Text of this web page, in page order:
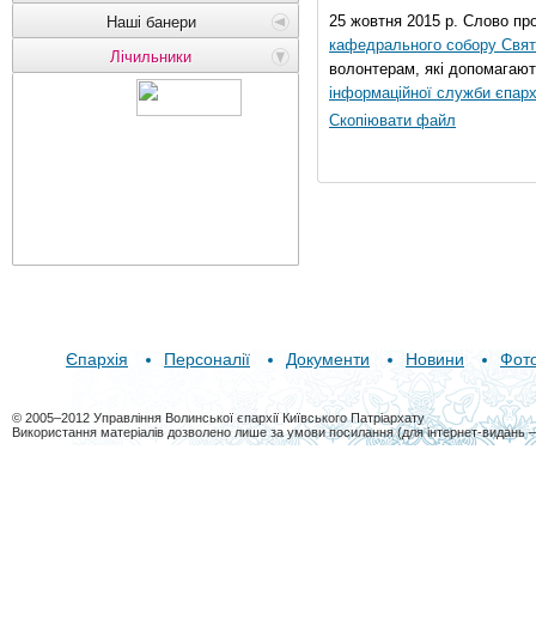
Наші банери
Лічильники
25 жовтня 2015 р. Слово
кафедрального собору
волонтерам, які
інформаційної служби
Скопіювати файл
Єпархія Персоналії Документи Новини
© 2005–2012 Управління Волинської єпархії Київського Патріархату
Використання матеріалів дозволено лише за умови посилання (для інтернет-видань